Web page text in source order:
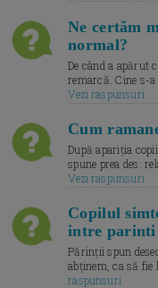
Ne certăm
normal?
De când a apărut
remarcă. Cine s-
Vezi raspunsuri
Cum
După apariția
spune prea des:
Vezi raspunsuri
Copilul
intre parinti
Părinții spun
abținem, ca să fie
raspunsuri